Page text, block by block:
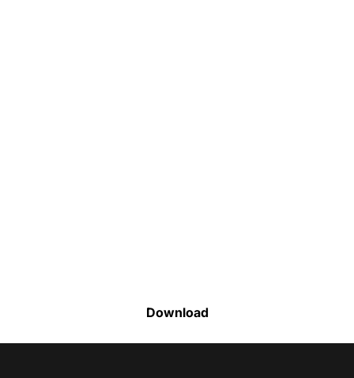
Download